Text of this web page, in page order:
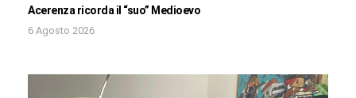
Acerenza ricorda il “suo” Medioevo
6 Agosto 2026